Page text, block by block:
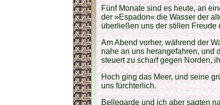
Fünf Monate sind es heute, an
der »Espadon« die Wasser der
überließen uns der stillen Freude
Am Abend vorher, während der
nahe an uns herangefahren, und
steuert zu scharf gegen Norden,
Hoch ging das Meer, und seine
uns fürchterlich.
Bellegarde und ich aber sagten